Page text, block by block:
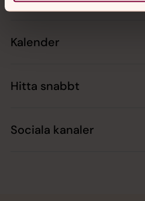
Kalender
Hitta snabbt
Sociala kanaler